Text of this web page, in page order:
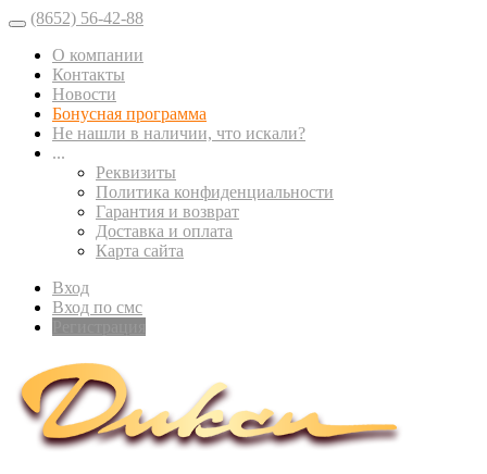
(8652) 56-42-88
О компании
Контакты
Новости
Бонусная программа
Не нашли в наличии, что искали?
...
Реквизиты
Политика конфиденциальности
Гарантия и возврат
Доставка и оплата
Карта сайта
Вход
Вход по смс